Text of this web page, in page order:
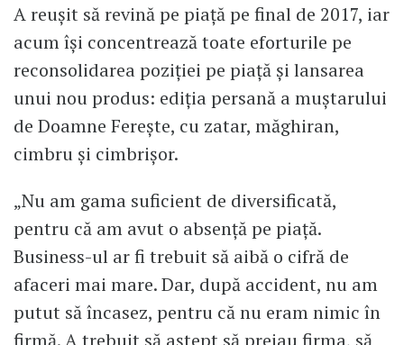
A reușit să revină pe piață pe final de 2017, iar
acum își concentrează toate eforturile pe
reconsolidarea poziției pe piață și lansarea
unui nou produs: ediția persană a muștarului
de Doamne Ferește, cu zatar, măghiran,
cimbru și cimbrișor.
„Nu am gama suficient de diversificată,
pentru că am avut o absență pe piață.
Business-ul ar fi trebuit să aibă o cifră de
afaceri mai mare. Dar, după accident, nu am
putut să încasez, pentru că nu eram nimic în
firmă. A trebuit să aștept să preiau firma, să